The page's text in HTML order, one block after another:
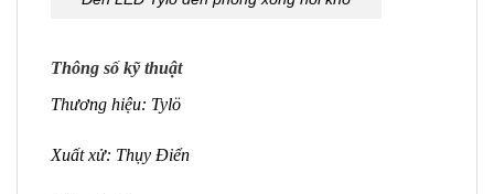
Thông số kỹ thuật
Thương hiệu: Tylö
Xuất xử: Thụy Điển